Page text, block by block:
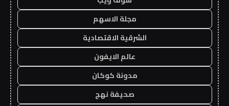
مجلة الاسهم
الشرقية الاقتصادية
عالم الايفون
مدونة كوكان
صحيفة نهج